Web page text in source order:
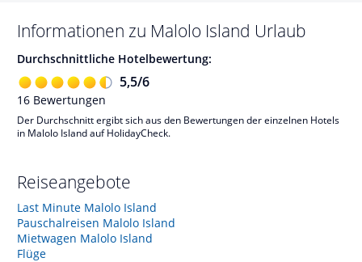
Informationen zu Malolo Island Urlaub
Durchschnittliche Hotelbewertung:
5,5/6
16 Bewertungen
Der Durchschnitt ergibt sich aus den Bewertungen der einzelnen Hotels
in Malolo Island auf HolidayCheck.
Reiseangebote
Last Minute Malolo Island
Pauschalreisen Malolo Island
Mietwagen Malolo Island
Flüge